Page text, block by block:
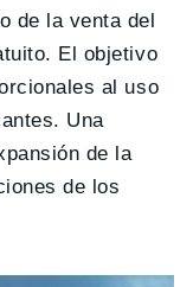
de la venta del
El objetivo
al uso
Una
de la
de los